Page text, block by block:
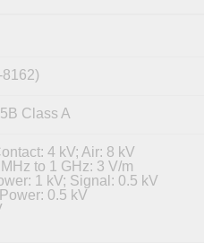
Class A
4 kV; Air: 8 kV
to 1 GHz: 3 V/m
1 kV; Signal: 0.5 kV
0.5 kV